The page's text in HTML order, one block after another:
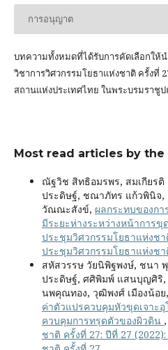
การอนุญาต
บทความทั้งหมดที่ได้รับการคัดเลือกให้
วิชาการวิศวกรรมโยธาแห่งชาติ ครั้งที่
สถานแห่งประเทศไทย ในพระบรมราชู
Most read articles by the
ณัฐวิช สิทธิอมรพร, สมเกียรติ
ประดิษฐ์, ชณาภัทร แก้วพินิจ,
วัณณะสังข์, ผลกระทบของก
มีระยะห่างระหว่างหน้าการขุ
ประชุมวิศวกรรมโยธาแห่งชา
ประชุมวิศวกรรมโยธาแห่งชา
สหัสวรรษ วัยนิพิฐพงษ์, ชนา
ประดิษฐ์, ศศิพิมพ์ แสนบุญศิ
นพคุณทอง, วุฒิพงศ์ เมืองน้อย
ค่าตัวแปรควบคุมหัวขุดเจาะ
ควบคุมการทรุดตัวของผิวดิน ,
ชาติ ครั้งที่ 27: ปีที่ 27